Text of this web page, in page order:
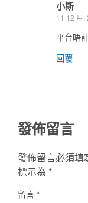
小斯
11 12 月,
平台唔
回覆
發佈留言
發佈留言必須填
標示為 *
留言*